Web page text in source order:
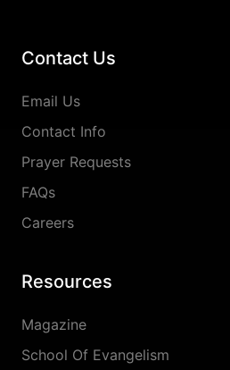
Contact Us
Email Us
Contact Info
Prayer Requests
FAQs
Careers
Resources
Magazine
School Of Evangelism